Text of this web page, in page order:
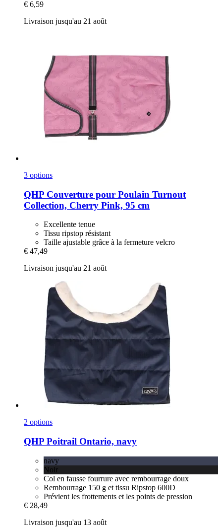
€ 6,59
Livraison jusqu'au 21 août
3 options
QHP Couverture pour Poulain Turnout
Collection, Cherry Pink, 95 cm
Excellente tenue
Tissu ripstop résistant
Taille ajustable grâce à la fermeture velcro
€ 47,49
Livraison jusqu'au 21 août
2 options
QHP Poitrail Ontario, navy
navy
Noir
Col en fausse fourrure avec rembourrage doux
Rembourrage 150 g et tissu Ripstop 600D
Prévient les frottements et les points de pression
€ 28,49
Livraison jusqu'au 13 août